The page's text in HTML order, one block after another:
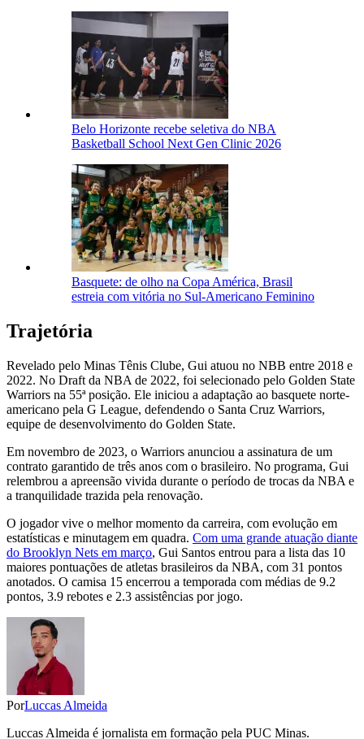
Belo Horizonte recebe seletiva do NBA
Basketball School Next Gen Clinic 2026
Basquete: de olho na Copa América, Brasil
estreia com vitória no Sul-Americano Feminino
Trajetória
Revelado pelo Minas Tênis Clube, Gui atuou no NBB entre 2018 e
2022. No Draft da NBA de 2022, foi selecionado pelo Golden State
Warriors na 55ª posição. Ele iniciou a adaptação ao basquete norte-
americano pela G League, defendendo o Santa Cruz Warriors,
equipe de desenvolvimento do Golden State.
Em novembro de 2023, o Warriors anunciou a assinatura de um
contrato garantido de três anos com o brasileiro. No programa, Gui
relembrou a apreensão vivida durante o período de trocas da NBA e
a tranquilidade trazida pela renovação.
O jogador vive o melhor momento da carreira, com evolução em
estatísticas e minutagem em quadra. Com uma grande atuação diante
do Brooklyn Nets em março, Gui Santos entrou para a lista das 10
maiores pontuações de atletas brasileiros da NBA, com 31 pontos
anotados. O camisa 15 encerrou a temporada com médias de 9.2
pontos, 3.9 rebotes e 2.3 assistências por jogo.
PorLuccas Almeida
Luccas Almeida é jornalista em formação pela PUC Minas.